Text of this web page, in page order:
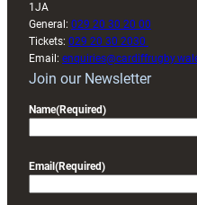
1JA
General: 029 20 30 20 00
Tickets: 029 20 30 2030
Email:
Join our Newsletter
Name(Required)
Email (Required)